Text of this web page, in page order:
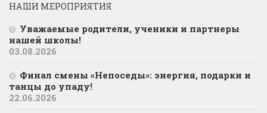
НАШИ МЕРОПРИЯТИЯ
Уважаемые родители, ученики и партнеры
нашей школы!
03.08.2026
Финал смены «Непоседы»: энергия, подарки и
танцы до упаду!
22.06.2026